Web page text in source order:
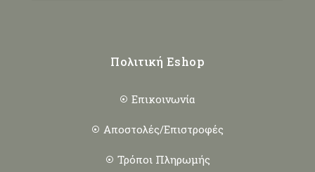
Πολιτική Eshop
Επικοινωνία
Αποστολές/Επιστροφές
Τρόποι Πληρωμής